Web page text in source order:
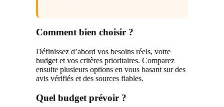
Comment bien choisir ?
Définissez d’abord vos besoins réels, votre
budget et vos critères prioritaires. Comparez
ensuite plusieurs options en vous basant sur des
avis vérifiés et des sources fiables.
Quel budget prévoir ?